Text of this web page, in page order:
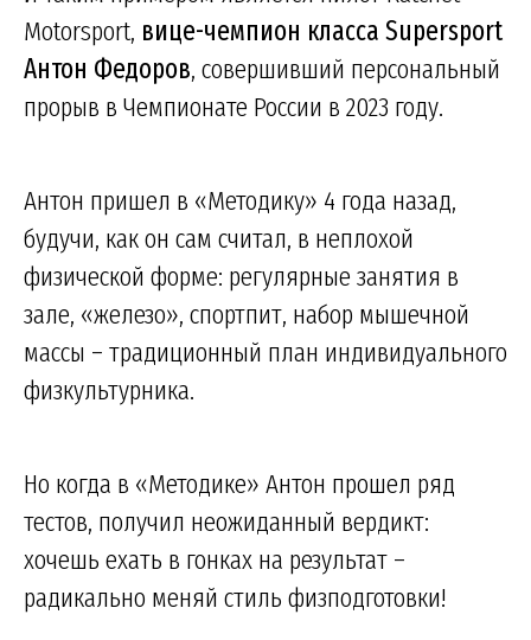
Motorsport, вице-чемпион класса Supersport
Антон Федоров, совершивший персональный
прорыв в Чемпионате России в 2023 году.
Антон пришел в «Методику» 4 года назад,
будучи, как он сам считал, в неплохой
физической форме: регулярные занятия в
зале, «железо», спортпит, набор мышечной
массы – традиционный план индивидуального
физкультурника.
Но когда в «Методике» Антон прошел ряд
тестов, получил неожиданный вердикт:
хочешь ехать в гонках на результат –
радикально меняй стиль физподготовки!